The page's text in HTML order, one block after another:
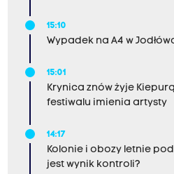
15:10
Wypadek na A4 w
15:01
Krynica znów żyje
festiwalu imienia artysty
14:17
Kolonie i obozy letnie
jest wynik kontroli?